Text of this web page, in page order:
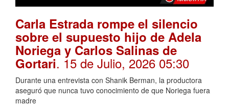
Carla Estrada rompe el silencio
sobre el supuesto hijo de Adela
Noriega y Carlos Salinas de
Gortari. 15 de Julio, 2026 05:30
Durante una entrevista con Shanik Berman, la productora
aseguró que nunca tuvo conocimiento de que Noriega fuera
madre